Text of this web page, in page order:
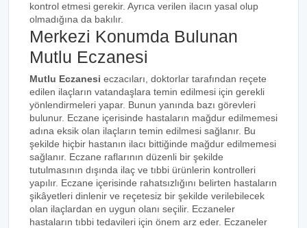
kontrol etmesi gerekir. Ayrıca verilen ilacın yasal olup
olmadığına da bakılır.
Merkezi Konumda Bulunan
Mutlu Eczanesi
Mutlu Eczanesi eczacıları, doktorlar tarafından reçete
edilen ilaçların vatandaşlara temin edilmesi için gerekli
yönlendirmeleri yapar. Bunun yanında bazı görevleri
bulunur. Eczane içerisinde hastaların mağdur edilmemesi
adına eksik olan ilaçların temin edilmesi sağlanır. Bu
şekilde hiçbir hastanın ilacı bittiğinde mağdur edilmemesi
sağlanır. Eczane raflarının düzenli bir şekilde
tutulmasının dışında ilaç ve tıbbi ürünlerin kontrolleri
yapılır. Eczane içerisinde rahatsızlığını belirten hastaların
şikâyetleri dinlenir ve reçetesiz bir şekilde verilebilecek
olan ilaçlardan en uygun olanı seçilir. Eczaneler
hastaların tıbbi tedavileri için önem arz eder. Eczaneler